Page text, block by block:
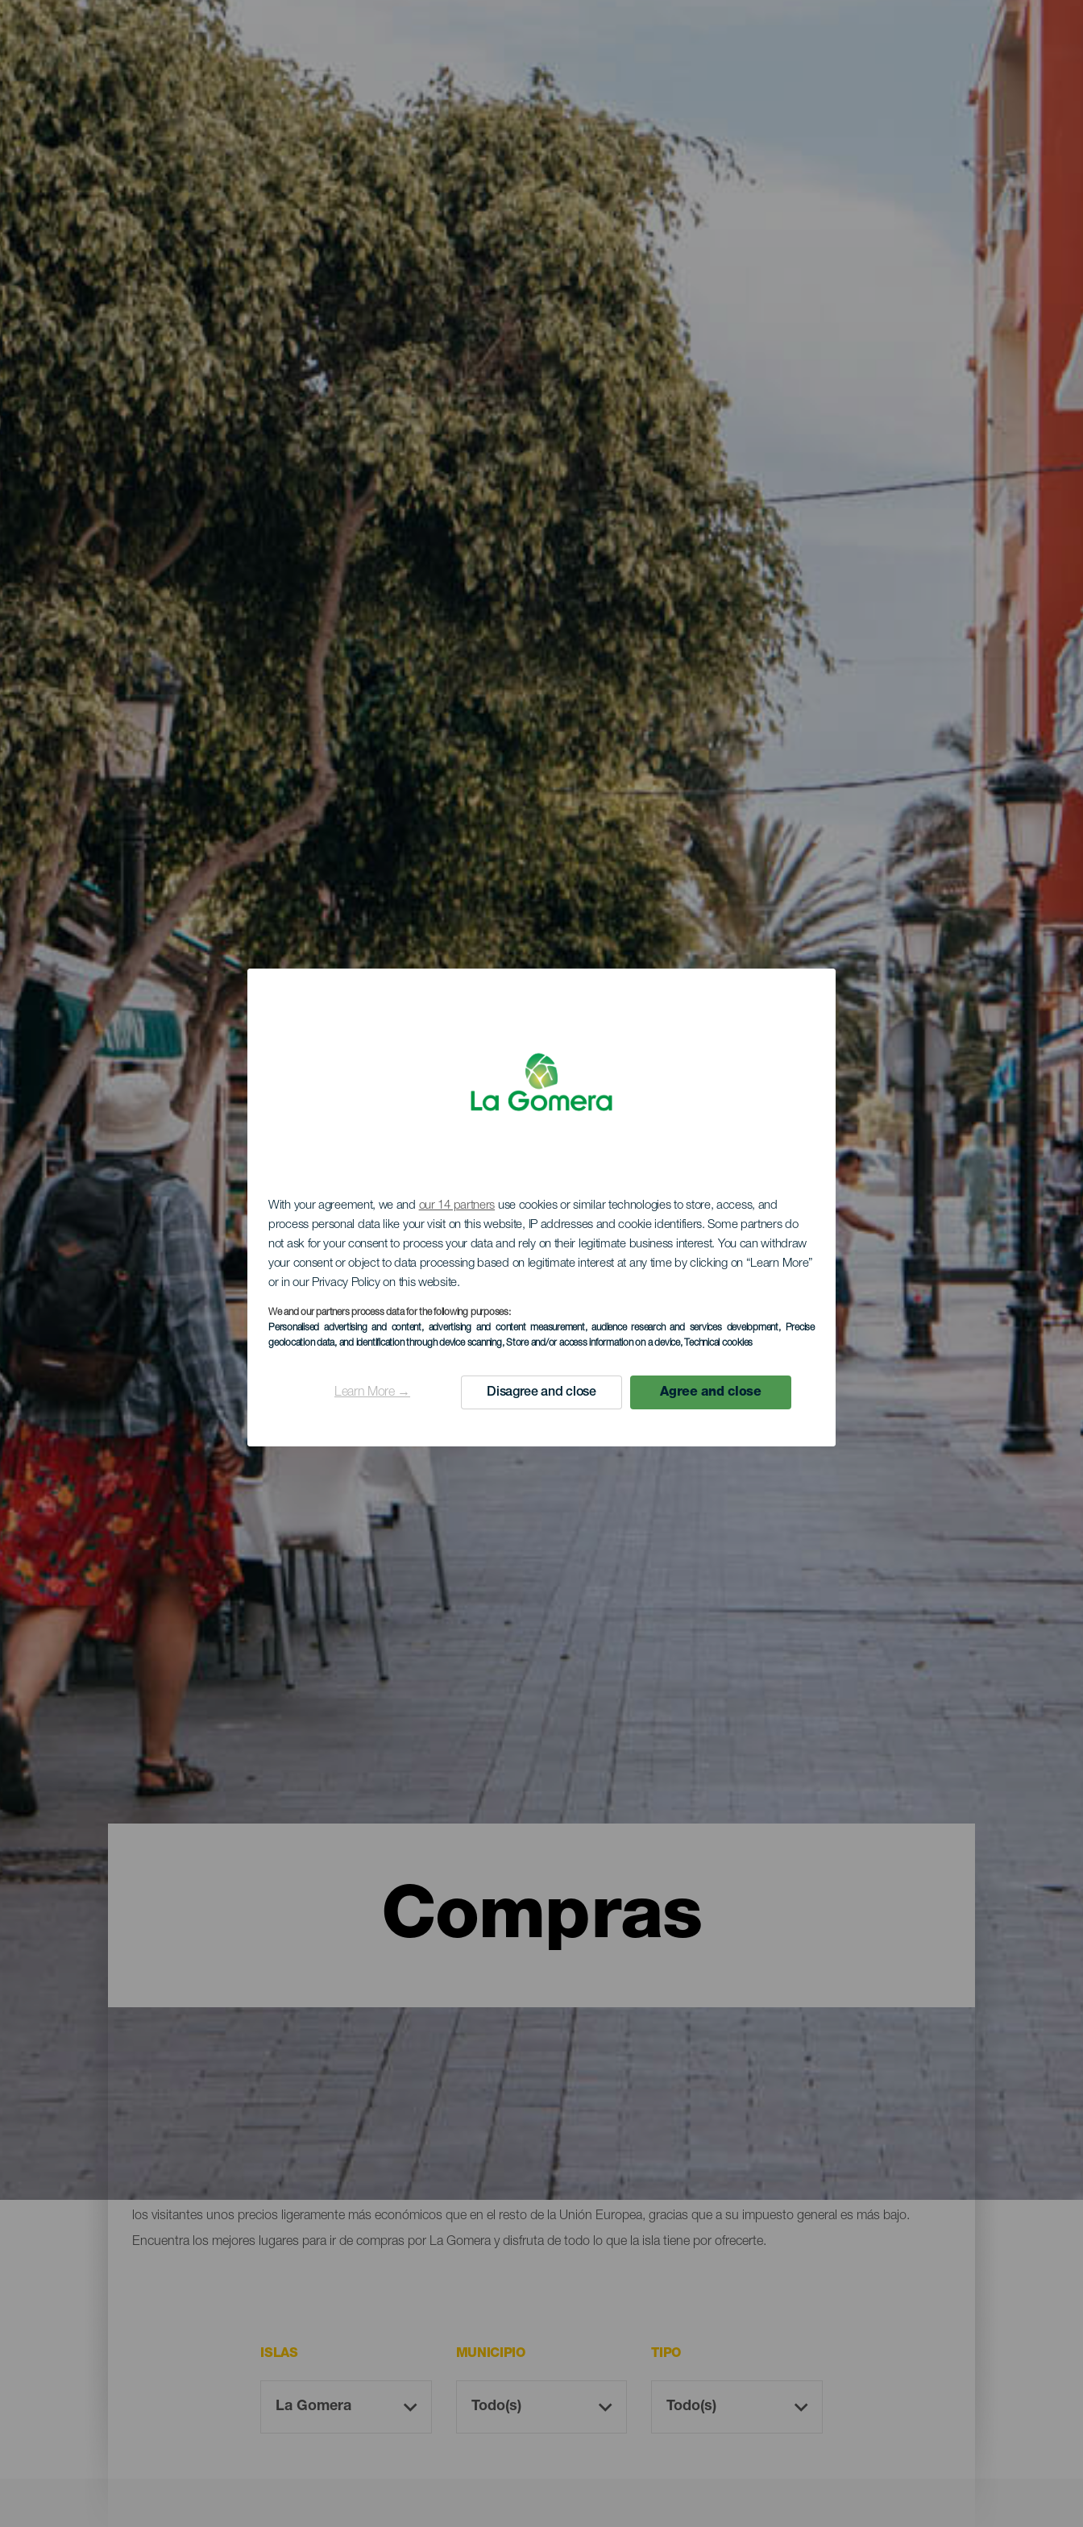
With your agreement, we and our 14 partners use cookies or similar technologies to store, access, and
process personal data like your visit on this website, IP addresses and cookie identifiers. Some partners do
not ask for your consent to process your data and rely on their legitimate business interest. You can withdraw
your consent or object to data processing based on legitimate interest at any time by clicking on “Learn More”
or in our Privacy Policy on this website.
We and our partners process data for the following purposes:
Personalised advertising and content, advertising and content measurement, audience research and services development, Precise
geolocation data, and identification through device scanning, Store and/or access information on a device, Technical cookies
Learn More → Disagree and close Agree and close
Compras
Lugares para ir de compras por La Gomera
Visitar las tiendas y comercios de la isla es otra gran manera de conocer todo lo que tiene por ofrecer La Gomera. Desde las calles llenas de vida de
su capital hasta los atractivos y pintorescos mercadillos donde se pueden encontrar antigüedades, artesanía y productos locales, la isla cuenta con
múltiples alternativas para disfrutar de una jornada de compras. Además, al igual que pasa en el resto de islas del archipiélago, La Gomera ofrece a
los visitantes unos precios ligeramente más económicos que en el resto de la Unión Europea, gracias que a su impuesto general es más bajo.
Encuentra los mejores lugares para ir de compras por La Gomera y disfruta de todo lo que la isla tiene por ofrecerte.
ISLAS MUNICIPIO TIPO